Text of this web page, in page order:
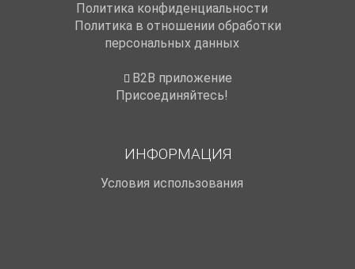
Политика конфиденциальности
Политика в отношении обработки
персональных данных
B2B приложение
Присоединяйтесь!
ИНФОРМАЦИЯ
Условия использования